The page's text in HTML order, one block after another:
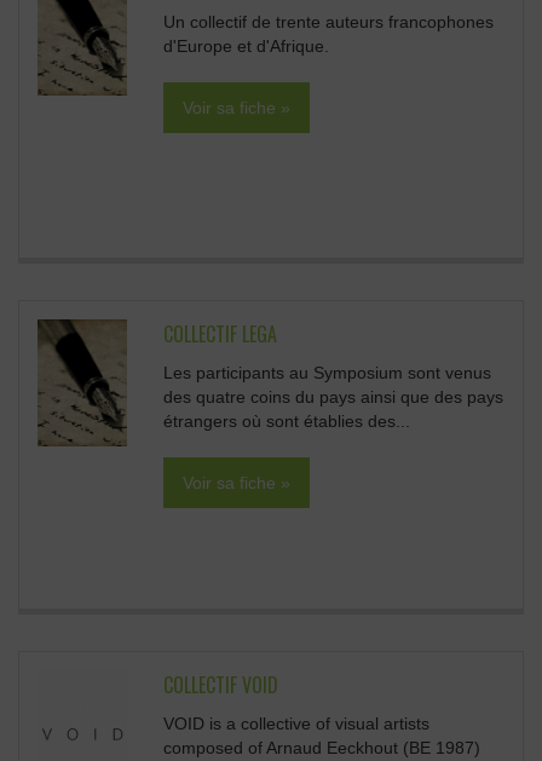
Un collectif de trente auteurs francophones
d'Europe et d'Afrique.
Voir sa fiche »
COLLECTIF LEGA
Les participants au Symposium sont venus
des quatre coins du pays ainsi que des pays
étrangers où sont établies des...
Voir sa fiche »
COLLECTIF VOID
VOID is a collective of visual artists
composed of Arnaud Eeckhout (BE 1987)